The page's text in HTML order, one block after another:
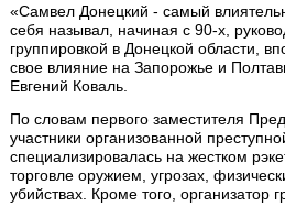
«Самвел Донецкий - самый
себя называл, начиная с 90-х,
группировкой в ​​Донецкой области,
свое влияние на Запорожье и
Евгений Коваль.
По словам первого заместителя
участники организованной
специализировалась на жестком
торговле оружием, угрозах,
убийствах. Кроме того, организатор